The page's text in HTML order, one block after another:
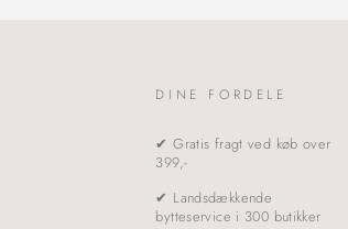
DINE FORDELE
✔ Gratis fragt ved køb over
399,-
✔ Landsdækkende
bytteservice i 300 butikker